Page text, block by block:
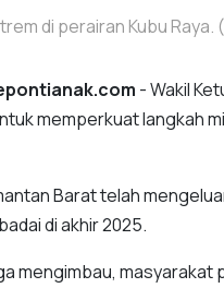
di perairan Kubu
- Wakil
memperkuat langkah
Barat telah
di akhir 2025.
mengimbau,